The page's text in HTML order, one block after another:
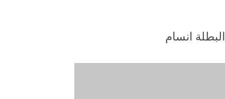
البطلة انسام